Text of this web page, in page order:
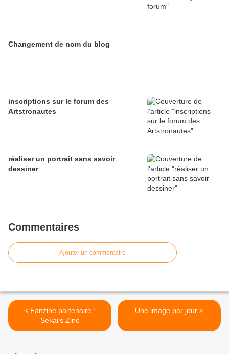
Changement de nom du blog
inscriptions sur le forum des
Artstronautes
réaliser un portrait sans savoir
dessiner
Commentaires
Ajouter un commentaire
< Fanzine partenaire :
Sekai's Zine
Une image par jour >